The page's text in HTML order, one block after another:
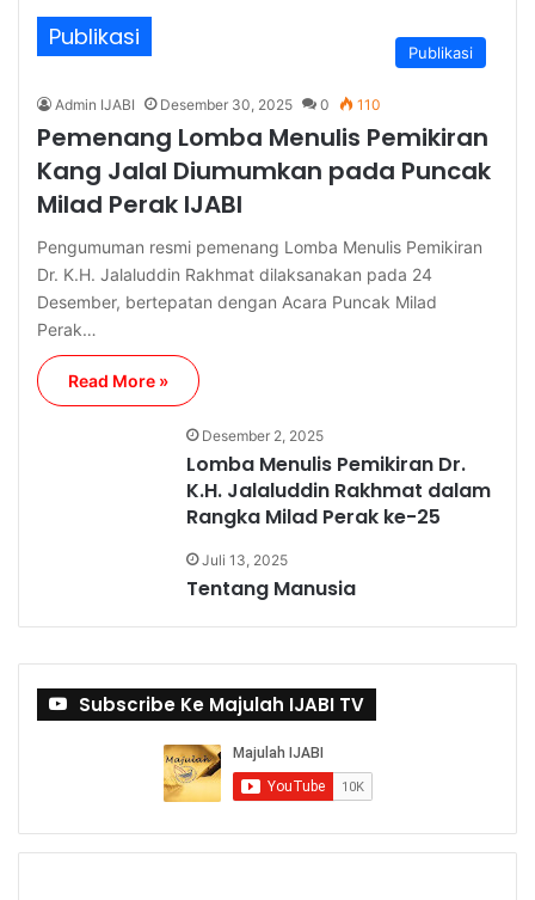
Publikasi
Publikasi
Admin IJABI Desember 30, 2025 0 110
Pemenang Lomba Menulis Pemikiran
Kang Jalal Diumumkan pada Puncak
Milad Perak IJABI
Pengumuman resmi pemenang Lomba Menulis Pemikiran
Dr. K.H. Jalaluddin Rakhmat dilaksanakan pada 24
Desember, bertepatan dengan Acara Puncak Milad
Perak…
Read More »
Desember 2, 2025
Lomba Menulis Pemikiran Dr.
K.H. Jalaluddin Rakhmat dalam
Rangka Milad Perak ke-25
Juli 13, 2025
Tentang Manusia
Subscribe Ke Majulah IJABI TV